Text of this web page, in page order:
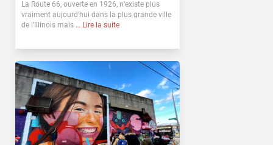
La Route 66, ouverte en 1926, n’existe plus
vraiment aujourd’hui dans la plus grande ville
de l’Illinois mais … Lire la suite